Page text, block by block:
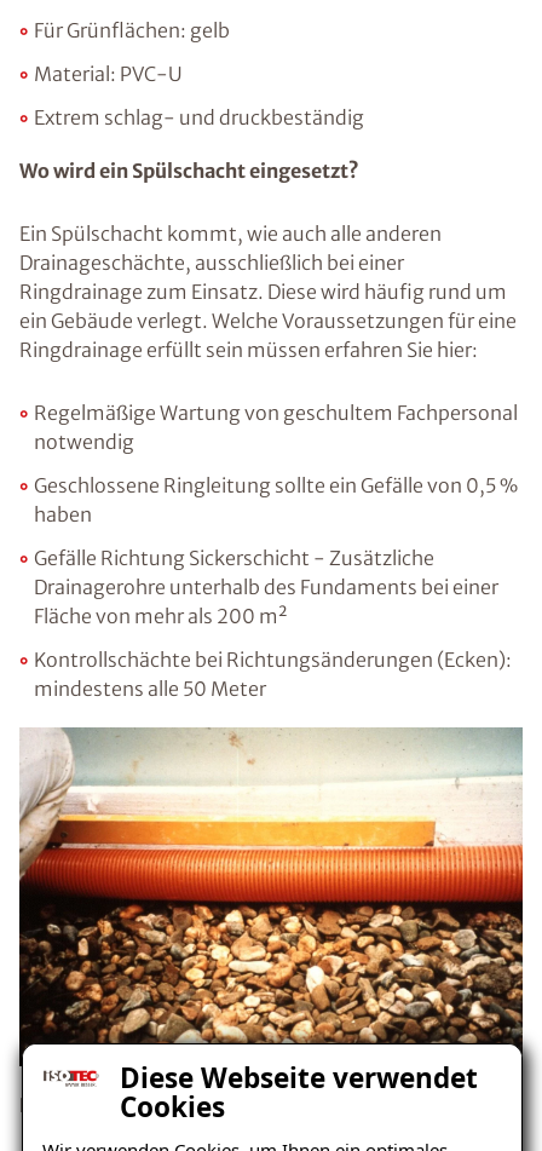
Diese Webseite verwendet
Cookies
Für Grünflächen: gelb
Material: PVC-U
Extrem schlag- und druckbeständig
Wo wird ein Spülschacht eingesetzt?
Ein Spülschacht kommt, wie auch alle anderen
Drainageschächte, ausschließlich bei einer
Ringdrainage zum Einsatz. Diese wird häufig rund um
ein Gebäude verlegt. Welche Voraussetzungen für eine
Ringdrainage erfüllt sein müssen erfahren Sie hier:
Regelmäßige Wartung von geschultem Fachpersonal
notwendig
Geschlossene Ringleitung sollte ein Gefälle von 0,5 %
haben
Gefälle Richtung Sickerschicht - Zusätzliche
Drainagerohre unterhalb des Fundaments bei einer
Fläche von mehr als 200 m²
Kontrollschächte bei Richtungsänderungen (Ecken):
mindestens alle 50 Meter
Für wen eignet sich eine Drainage mit Spülschächten?